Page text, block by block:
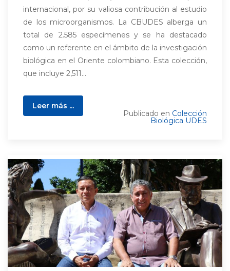
internacional, por su valiosa contribución al estudio
de los microorganismos. La CBUDES alberga un
total de 2.585 especímenes y se ha destacado
como un referente en el ámbito de la investigación
biológica en el Oriente colombiano. Esta colección,
que incluye 2,511...
Leer más ...
Publicado en Colección
Biológica UDES